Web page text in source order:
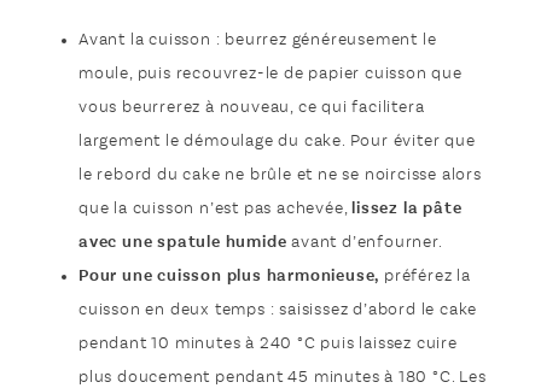
Avant la cuisson : beurrez généreusement le
moule, puis recouvrez-le de papier cuisson que
vous beurrerez à nouveau, ce qui facilitera
largement le démoulage du cake. Pour éviter que
le rebord du cake ne brûle et ne se noircisse alors
que la cuisson n’est pas achevée, lissez la pâte
avec une spatule humide avant d’enfourner.
Pour une cuisson plus harmonieuse, préférez la
cuisson en deux temps : saisissez d’abord le cake
pendant 10 minutes à 240 °C puis laissez cuire
plus doucement pendant 45 minutes à 180 °C. Les